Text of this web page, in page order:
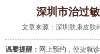
深圳市治过
文章来源： 深圳肤康皮肤
温馨提醒： 网上预约，便捷就诊